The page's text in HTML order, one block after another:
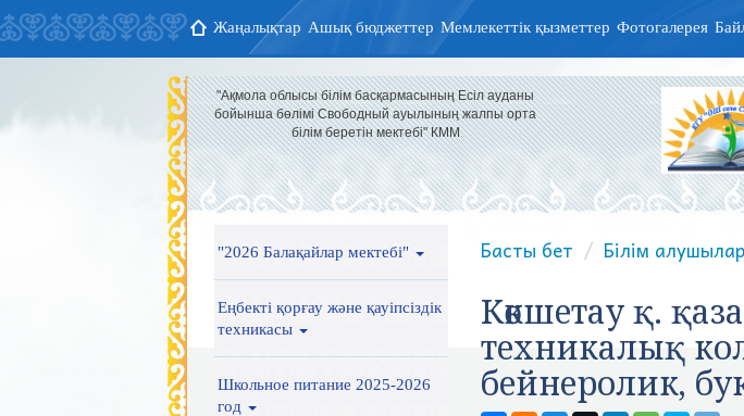
Жаңалықтар Ашық бюджеттер Мемлекеттік қызметтер Фотогалерея
"Ақмола облысы білім басқармасының Есіл ауданы
бойынша бөлімі Свободный ауылының жалпы орта
білім беретін мектебі" КММ
"2026 Балақайлар мектебі"
Еңбекті қорғау және қауіпсіздік
техникасы
Школьное питание 2025-2026
год
Басты бет Білім
Көкшетау қ.
техникалық
бейнеролик,